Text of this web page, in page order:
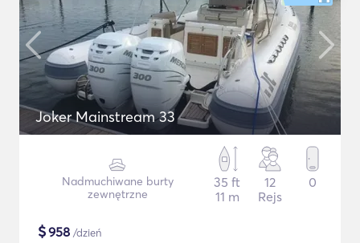
Joker Mainstream 33
Nadmuchiwane burty
zewnętrzne
35 ft
11 m
12
Rejs
0
$958 /dzień